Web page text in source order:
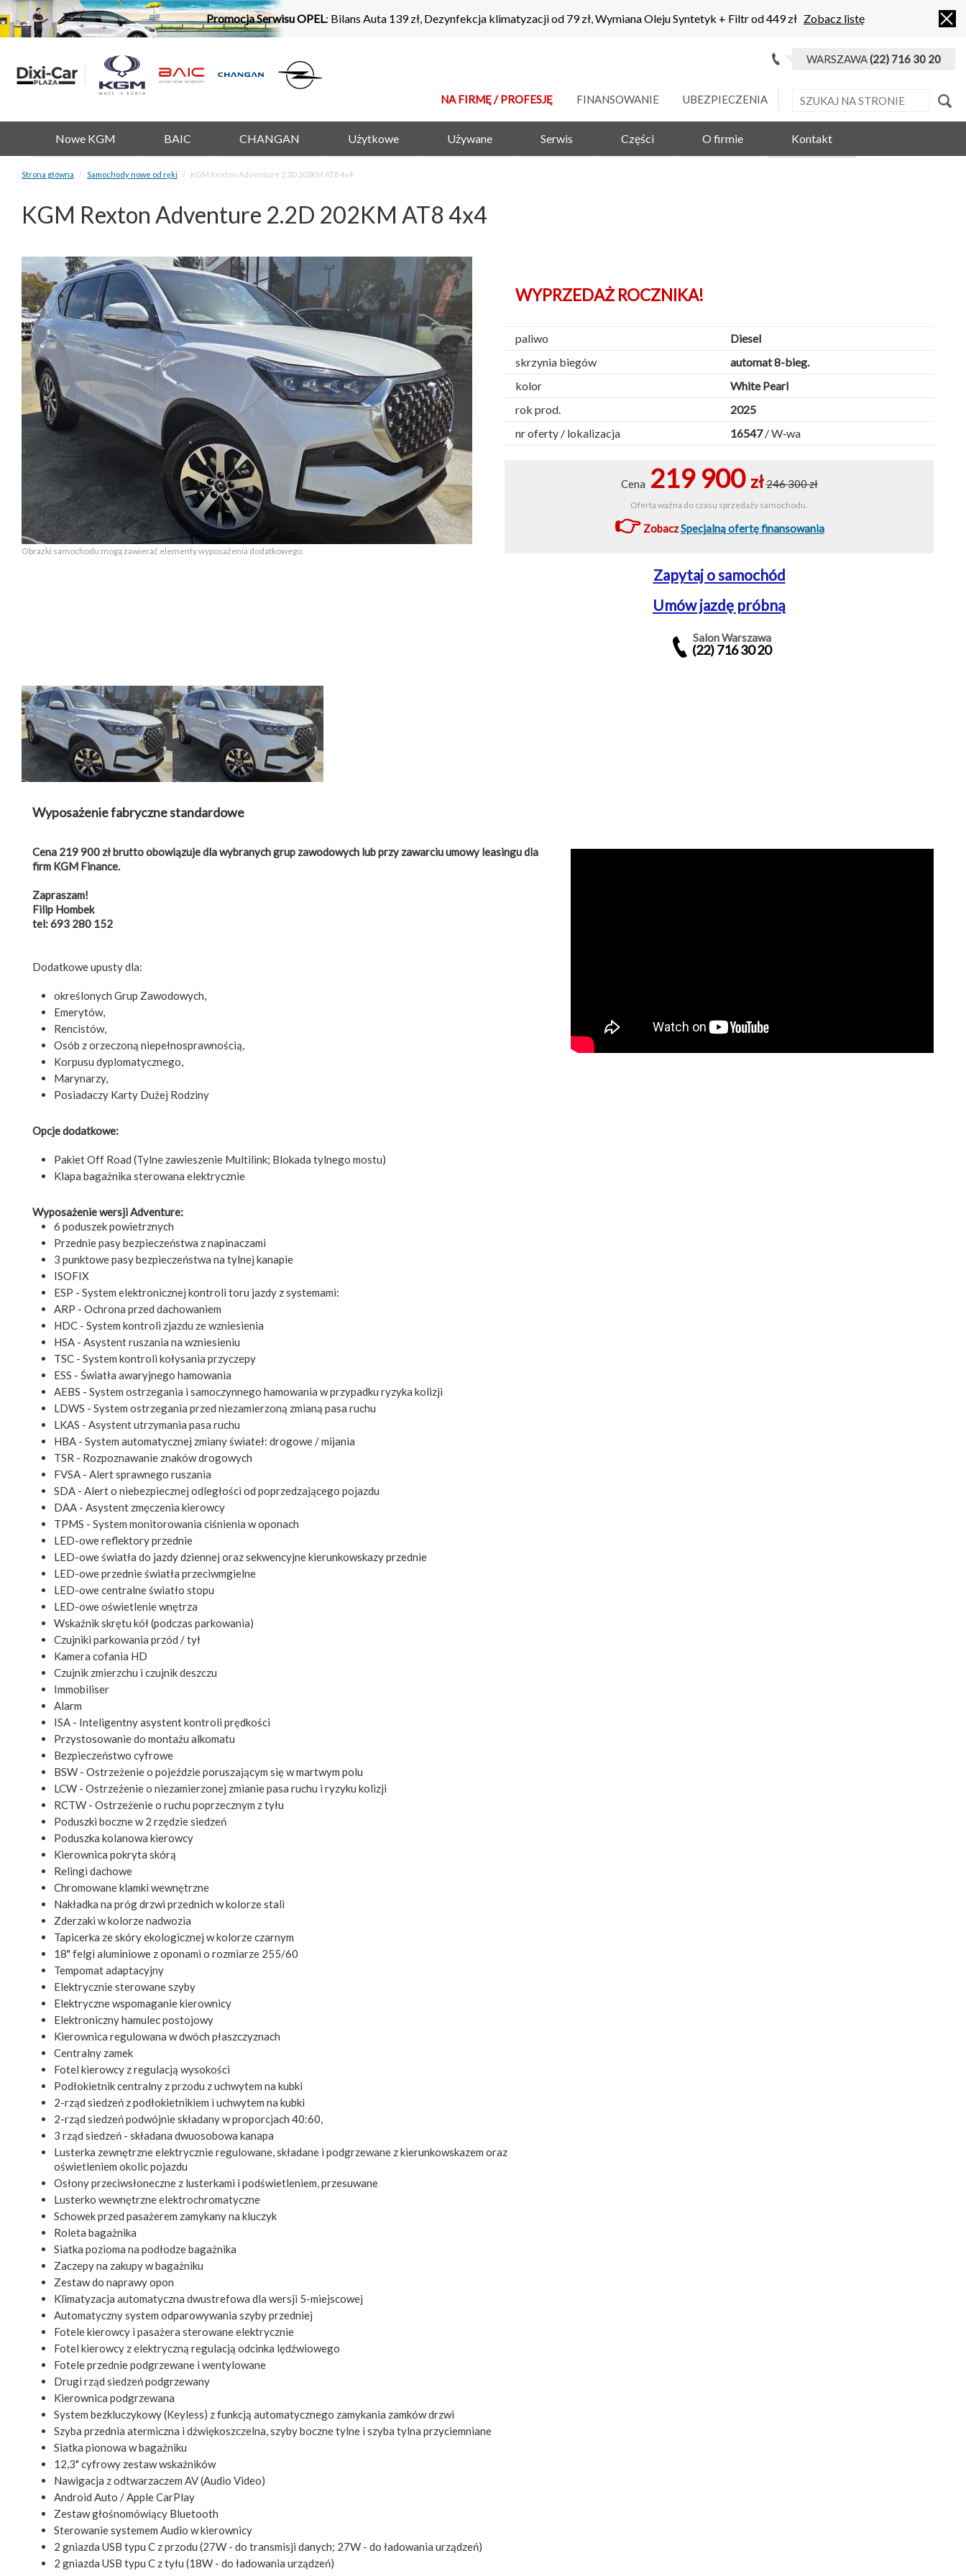
Promocja Serwisu OPEL: Bilans Auta 139 zł, Dezynfekcja klimatyzacji od 79 zł, Wymiana Oleju Syntetyk + Filtr od 449 zł Zobacz listę
WARSZAWA(22) 716 30 20
NA FIRMĘ / PROFESJĘ FINANSOWANIE UBEZPIECZENIA
Nowe KGM BAIC CHANGAN Użytkowe Używane Serwis Części O firmie Kontakt
Strona główna Samochody nowe od ręki KGM Rexton Adventure 2.2D 202KM AT8 4x4
KGM Rexton Adventure 2.2D 202KM AT8 4x4
Obrazki samochodu mogą zawierać elementy wyposażenia dodatkowego.
WYPRZEDAŻ ROCZNIKA!
paliwo
Diesel
skrzynia biegów
automat 8-bieg.
kolor
White Pearl
rok prod.
2025
nr oferty / lokalizacja
16547/ W‑wa
Cena 219 900 zł246 300 zł
Oferta ważna do czasu sprzedaży samochodu.
👉ZobaczSpecjalną ofertę finansowania
Zapytaj o samochód
Umów jazdę próbną
Salon Warszawa
(22) 716 30 20
Wyposażenie fabryczne standardowe
Cena 219 900 zł brutto obowiązuje dla wybranych grup zawodowych lub przy zawarciu umowy leasingu dla
firm KGM Finance.
Zapraszam!
Filip Hombek
tel: 693 280 152
Dodatkowe upusty dla:
określonych Grup Zawodowych,
Emerytów,
Rencistów,
Osób z orzeczoną niepełnosprawnością,
Korpusu dyplomatycznego,
Marynarzy,
Posiadaczy Karty Dużej Rodziny
Opcje dodatkowe:
Pakiet Off Road (Tylne zawieszenie Multilink; Blokada tylnego mostu)
Klapa bagażnika sterowana elektrycznie
Wyposażenie wersji Adventure:
6 poduszek powietrznych
Przednie pasy bezpieczeństwa z napinaczami
3 punktowe pasy bezpieczeństwa na tylnej kanapie
ISOFIX
ESP - System elektronicznej kontroli toru jazdy z systemami:
ARP - Ochrona przed dachowaniem
HDC - System kontroli zjazdu ze wzniesienia
HSA - Asystent ruszania na wzniesieniu
TSC - System kontroli kołysania przyczepy
ESS - Światła awaryjnego hamowania
AEBS - System ostrzegania i samoczynnego hamowania w przypadku ryzyka kolizji
LDWS - System ostrzegania przed niezamierzoną zmianą pasa ruchu
LKAS - Asystent utrzymania pasa ruchu
HBA - System automatycznej zmiany świateł: drogowe / mijania
TSR - Rozpoznawanie znaków drogowych
FVSA - Alert sprawnego ruszania
SDA - Alert o niebezpiecznej odległości od poprzedzającego pojazdu
DAA - Asystent zmęczenia kierowcy
TPMS - System monitorowania ciśnienia w oponach
LED-owe reflektory przednie
LED-owe światła do jazdy dziennej oraz sekwencyjne kierunkowskazy przednie
LED-owe przednie światła przeciwmgielne
LED-owe centralne światło stopu
LED-owe oświetlenie wnętrza
Wskaźnik skrętu kół (podczas parkowania)
Czujniki parkowania przód / tył
Kamera cofania HD
Czujnik zmierzchu i czujnik deszczu
Immobiliser
Alarm
ISA - Inteligentny asystent kontroli prędkości
Przystosowanie do montażu alkomatu
Bezpieczeństwo cyfrowe
BSW - Ostrzeżenie o pojeździe poruszającym się w martwym polu
LCW - Ostrzeżenie o niezamierzonej zmianie pasa ruchu i ryzyku kolizji
RCTW - Ostrzeżenie o ruchu poprzecznym z tyłu
Poduszki boczne w 2 rzędzie siedzeń
Poduszka kolanowa kierowcy
Kierownica pokryta skórą
Relingi dachowe
Chromowane klamki wewnętrzne
Nakładka na próg drzwi przednich w kolorze stali
Zderzaki w kolorze nadwozia
Tapicerka ze skóry ekologicznej w kolorze czarnym
18" felgi aluminiowe z oponami o rozmiarze 255/60
Tempomat adaptacyjny
Elektrycznie sterowane szyby
Elektryczne wspomaganie kierownicy
Elektroniczny hamulec postojowy
Kierownica regulowana w dwóch płaszczyznach
Centralny zamek
Fotel kierowcy z regulacją wysokości
Podłokietnik centralny z przodu z uchwytem na kubki
2-rząd siedzeń z podłokietnikiem i uchwytem na kubki
2-rząd siedzeń podwójnie składany w proporcjach 40:60,
3 rząd siedzeń - składana dwuosobowa kanapa
Lusterka zewnętrzne elektrycznie regulowane, składane i podgrzewane z kierunkowskazem oraz
oświetleniem okolic pojazdu
Osłony przeciwsłoneczne z lusterkami i podświetleniem, przesuwane
Lusterko wewnętrzne elektrochromatyczne
Schowek przed pasażerem zamykany na kluczyk
Roleta bagażnika
Siatka pozioma na podłodze bagażnika
Zaczepy na zakupy w bagażniku
Zestaw do naprawy opon
Klimatyzacja automatyczna dwustrefowa dla wersji 5-miejscowej
Automatyczny system odparowywania szyby przedniej
Fotele kierowcy i pasażera sterowane elektrycznie
Fotel kierowcy z elektryczną regulacją odcinka lędźwiowego
Fotele przednie podgrzewane i wentylowane
Drugi rząd siedzeń podgrzewany
Kierownica podgrzewana
System bezkluczykowy (Keyless) z funkcją automatycznego zamykania zamków drzwi
Szyba przednia atermiczna i dżwiękoszczelna, szyby boczne tylne i szyba tylna przyciemniane
Siatka pionowa w bagażniku
12,3" cyfrowy zestaw wskaźników
Nawigacja z odtwarzaczem AV (Audio Video)
Android Auto / Apple CarPlay
Zestaw głośnomówiący Bluetooth
Sterowanie systemem Audio w kierownicy
2 gniazda USB typu C z przodu (27W - do transmisji danych; 27W - do ładowania urządzeń)
2 gniazda USB typu C z tyłu (18W - do ładowania urządzeń)